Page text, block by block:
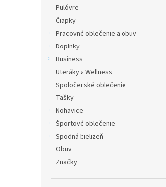
Pulóvre
Čiapky
Pracovné oblečenie a obuv
Doplnky
Business
Uteráky a Wellness
Spoločenské oblečenie
Tašky
Nohavice
Športové oblečenie
Spodná bielizeň
Obuv
Značky